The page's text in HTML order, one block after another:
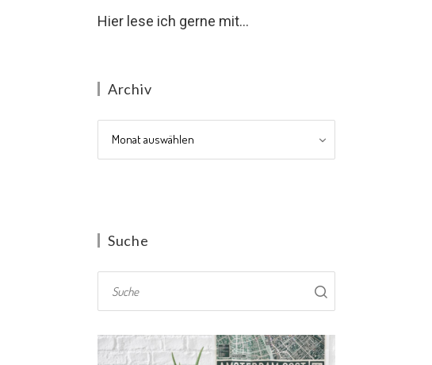
Hier lese ich gerne mit...
Archiv
Archiv
Suche